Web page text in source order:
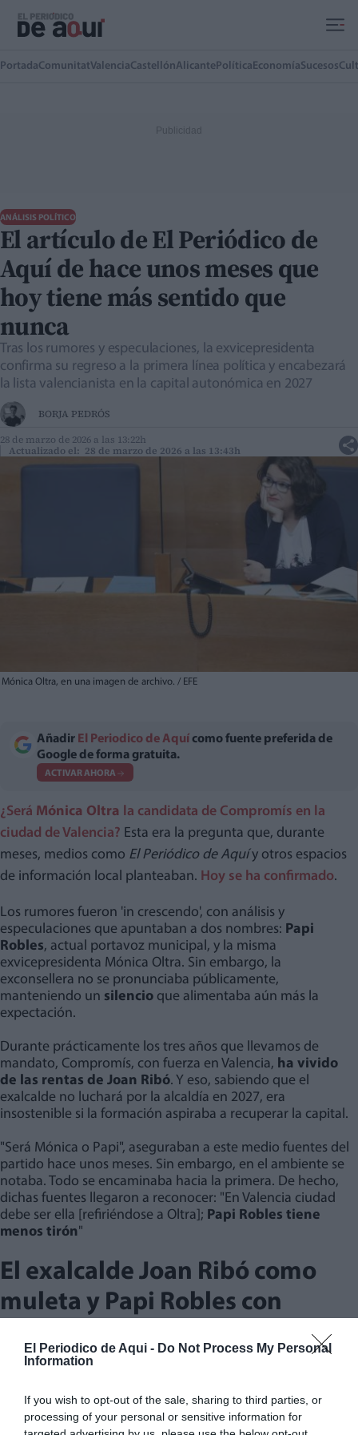
El Periodico de Aqui - Do Not Process My Personal
Information
If you wish to opt-out of the sale, sharing to third parties, or
processing of your personal or sensitive information for
PortadaComunitatValenciaCastellónAlicante Política EconomíaSucesos
ANÁLISIS POLÍTICO
El artículo de El Periódico de
Aquí de hace unos meses que
hoy tiene más sentido que
nunca
Tras los rumores y especulaciones, la exvicepresidenta
confirma su regreso a la primera línea política y encabezará
la lista valencianista en la capital autonómica en 2027
BORJA PEDRÓS
28 de marzo de 2026 a las 13:22h
Actualizado el: 28 de marzo de 2026 a las 13:43h
Mónica Oltra, en una imagen de archivo. / EFE
Añadir El Periodico de Aquí como fuente preferida de
Google de forma gratuita.
ACTIVAR AHORA
¿Será Mónica Oltra la candidata de Compromís en la
ciudad de Valencia? Esta era la pregunta que, durante
meses, medios como El Periódico de Aquíy otros espacios
de información local planteaban. Hoy se ha confirmado.
Los rumores fueron 'in crescendo', con análisis y
especulaciones que apuntaban a dos nombres: Papi
Robles, actual portavoz municipal, y la misma
exvicepresidenta Mónica Oltra. Sin embargo, la
exconsellera no se pronunciaba públicamente,
manteniendo un silencio que alimentaba aún más la
expectación.
Durante prácticamente los tres años que llevamos de
mandato, Compromís, con fuerza en Valencia, ha vivido
de las rentas de Joan Ribó. Y eso, sabiendo que el
exalcalde no luchará por la alcaldía en 2027, era
insostenible si la formación aspiraba a recuperar la capital.
"Será Mónica o Papi", aseguraban a este medio fuentes del
partido hace unos meses. Sin embargo, en el ambiente se
notaba. Todo se encaminaba hacia la primera. De hecho,
dichas fuentes llegaron a reconocer: "En Valencia ciudad
debe ser ella [refiriéndose a Oltra]; Papi Robles tiene
menos tirón"
El exalcalde Joan Ribó como
muleta y Papi Robles con
territorial del que hubieran querido. El liderazgo en el 'Cap i
Casal' quedó vacío. Papi Robles, la número 2 de Ribó,